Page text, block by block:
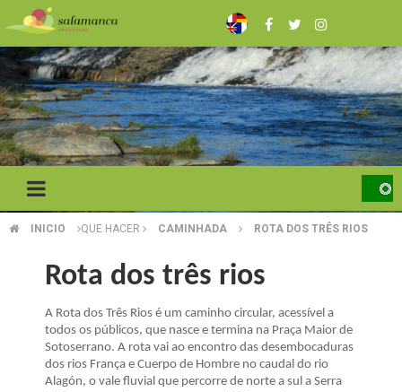
to
main
content
BREADCRUMB
INICIO QUE HACER CAMINHADA ROTA DOS TRÊS RIOS
Rota dos três rios
A Rota dos Três Rios é um caminho circular, acessível a
todos os públicos, que nasce e termina na Praça Maior de
Sotoserrano. A rota vai ao encontro das desembocaduras
dos rios França e Cuerpo de Hombre no caudal do rio
Alagón, o vale fluvial que percorre de norte a sul a Serra